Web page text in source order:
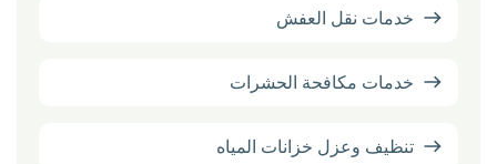
خدمات نقل العفش
خدمات مكافحة الحشرات
تنظيف وعزل خزانات المياه